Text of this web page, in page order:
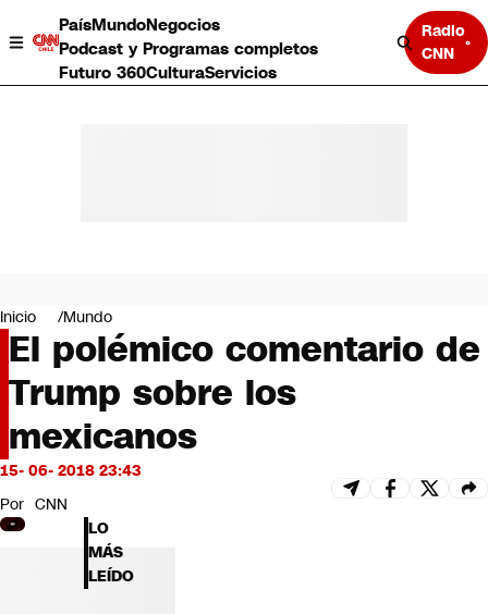
PaísMundoNegocios
Podcast y Programas completos
Futuro 360CulturaServicios
Radio
CNN
Negocios
Deportes
Programas completos
Cultura
Servicios
Bits
CNN tiempo
Futuro 360
Opinión
Inicio Mundo
El polémico comentario de
Trump sobre los
mexicanos
15- 06- 2018 23:43
Por CNN
LO
MÁS
LEÍDO